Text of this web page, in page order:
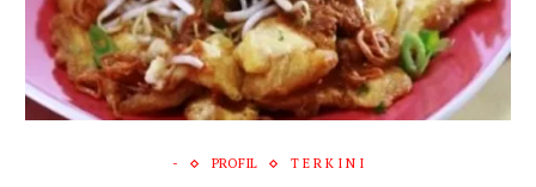
- PROFIL T E R K I N I